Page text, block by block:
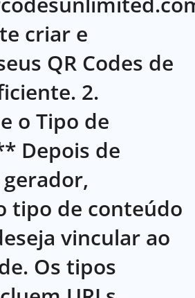
criar e
QR Codes de
2.
o Tipo de
Depois de
tipo de conteúdo
vincular ao
Os tipos